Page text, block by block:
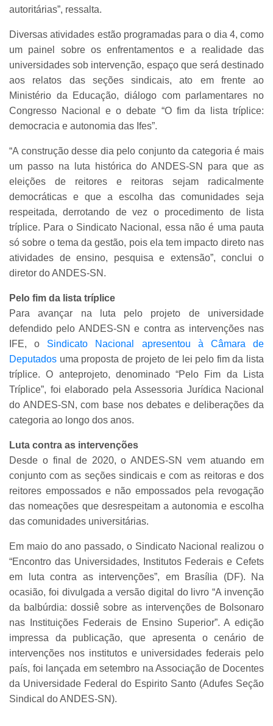
autoritárias”, ressalta.
Diversas atividades estão programadas para o dia 4, como
um painel sobre os enfrentamentos e a realidade das
universidades sob intervenção, espaço que será destinado
aos relatos das seções sindicais, ato em frente ao
Ministério da Educação, diálogo com parlamentares no
Congresso Nacional e o debate “O fim da lista tríplice:
democracia e autonomia das Ifes”.
“A construção desse dia pelo conjunto da categoria é mais
um passo na luta histórica do ANDES-SN para que as
eleições de reitores e reitoras sejam radicalmente
democráticas e que a escolha das comunidades seja
respeitada, derrotando de vez o procedimento de lista
tríplice. Para o Sindicato Nacional, essa não é uma pauta
só sobre o tema da gestão, pois ela tem impacto direto nas
atividades de ensino, pesquisa e extensão”, conclui o
diretor do ANDES-SN.
Pelo fim da lista tríplice
Para avançar na luta pelo projeto de universidade
defendido pelo ANDES-SN e contra as intervenções nas
IFE, o Sindicato Nacional apresentou à Câmara de
Deputados uma proposta de projeto de lei pelo fim da lista
tríplice. O anteprojeto, denominado “Pelo Fim da Lista
Tríplice”, foi elaborado pela Assessoria Jurídica Nacional
do ANDES-SN, com base nos debates e deliberações da
categoria ao longo dos anos.
Luta contra as intervenções
Desde o final de 2020, o ANDES-SN vem atuando em
conjunto com as seções sindicais e com as reitoras e dos
reitores empossados e não empossados pela revogação
das nomeações que desrespeitam a autonomia e escolha
das comunidades universitárias.
Em maio do ano passado, o Sindicato Nacional realizou o
“Encontro das Universidades, Institutos Federais e Cefets
em luta contra as intervenções”, em Brasília (DF). Na
ocasião, foi divulgada a versão digital do livro “A invenção
da balbúrdia: dossiê sobre as intervenções de Bolsonaro
nas Instituições Federais de Ensino Superior”. A edição
impressa da publicação, que apresenta o cenário de
intervenções nos institutos e universidades federais pelo
país, foi lançada em setembro na Associação de Docentes
da Universidade Federal do Espirito Santo (Adufes Seção
Sindical do ANDES-SN).